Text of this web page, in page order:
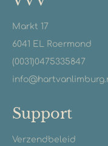
Markt 17
6041 EL Roermond
(0031)0475335847
Support
Verzendbeleid